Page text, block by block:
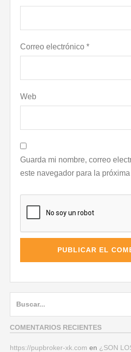
Correo electrónico *
Web
Guarda mi nombre, correo
este navegador para la
COMENTARIOS RECIENTES
https://pupbroker-xk.com en ¿SON